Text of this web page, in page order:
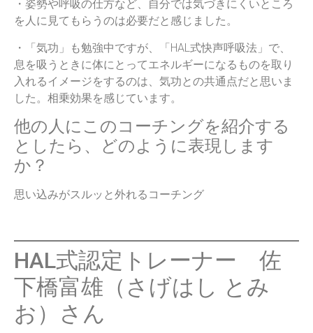
・姿勢や呼吸の仕方など、自分では気づきにくいところ
を人に見てもらうのは必要だと感じました。
・「気功」も勉強中ですが、「HAL式快声呼吸法」で、
息を吸うときに体にとってエネルギーになるものを取り
入れるイメージをするのは、気功との共通点だと思いま
した。相乗効果を感じています。
他の人にこのコーチングを紹介する
としたら、どのように表現します
か？
思い込みがスルッと外れるコーチング
HAL式認定トレーナー 佐
下橋富雄（さげはし とみ
お）さん